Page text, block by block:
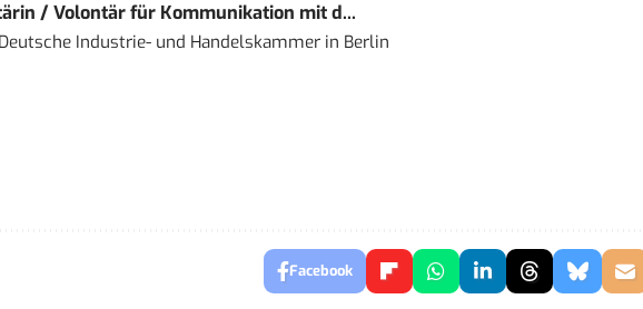
/ Volontär für Kommunikation mit d...
Industrie- und Handelskammerin Berlin
Facebook